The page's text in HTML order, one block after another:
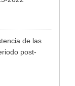
de las
post-